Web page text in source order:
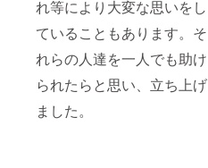
れ等により大変な思いをし
ていることもあります。そ
れらの人達を一人でも助け
られたらと思い、立ち上げ
ました。